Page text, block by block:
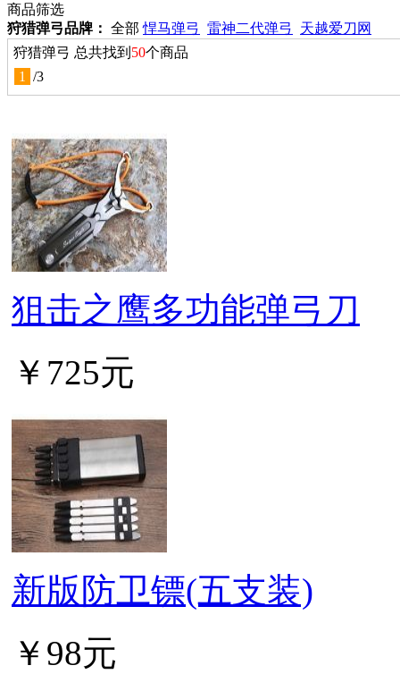
商品筛选
狩猎弹弓品牌： 全部 悍马弹弓 雷神二代弹弓
天越爱刀网
狩猎弹弓 总共找到 50个商品
1
/3
狙击之鹰多功能弹弓刀
￥725元
新版防卫镖(五支装)
￥98元